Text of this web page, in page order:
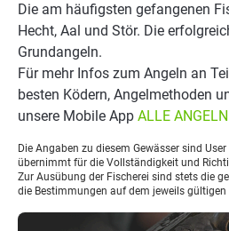
Die am häufigsten gefangenen
Hecht, Aal und Stör. Die
Grundangeln.
Für mehr Infos zum Angeln an
besten Ködern, Angelmethoden
unsere Mobile App ALLE ANGELN
Die Angaben zu diesem Gewässer sind
übernimmt für die Vollständigkeit und
Zur Ausübung der Fischerei sind stets die
die Bestimmungen auf dem jeweils